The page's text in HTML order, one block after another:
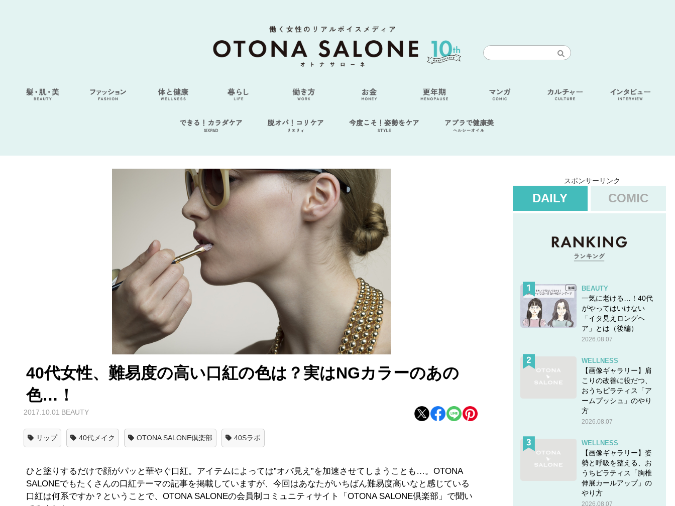
できる！カラダケア
SIXPAD
脱オバ！コリケア
リエリィ
今度こそ！姿勢をケア
STYLE
アブラで健康美
ヘルシーオイル
40代女性、難易度の高い口紅の色は？実はNGカラーのあの
色…！
2017.10.01 BEAUTY
リップ 40代メイク OTONA SALONE倶楽部 40Sラボ
ひと塗りするだけで顔がパッと華やぐ口紅。アイテムによっては”オバ見え”を加速させてしまうことも…。OTONA
SALONEでもたくさんの口紅テーマの記事を掲載していますが、今回はあなたがいちばん難易度高いなと感じている
口紅は何系ですか？ということで、OTONA SALONEの会員制コミュニティサイト「OTONA SALONE倶楽部」で聞い
スポンサーリンク
DAILY COMIC
BEAUTY
一気に老ける…！40代
がやってはいけない
「イタ見えロングヘ
ア」とは（後編）
2026.08.07
WELLNESS
【画像ギャラリー】肩
こりの改善に役だつ、
おうちピラティス「ア
ームプッシュ」のやり
方
2026.08.07
WELLNESS
【画像ギャラリー】姿
勢と呼吸を整える、お
うちピラティス「胸椎
伸展カールアップ」の
やり方
2026.08.07